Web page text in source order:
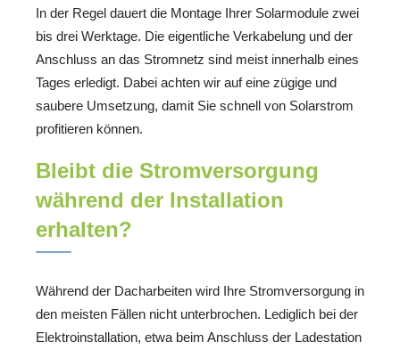
In der Regel dauert die Montage Ihrer Solarmodule zwei
bis drei Werktage. Die eigentliche Verkabelung und der
Anschluss an das Stromnetz sind meist innerhalb eines
Tages erledigt. Dabei achten wir auf eine zügige und
saubere Umsetzung, damit Sie schnell von Solarstrom
profitieren können.
Bleibt die Stromversorgung
während der Installation
erhalten?
Während der Dacharbeiten wird Ihre Stromversorgung in
den meisten Fällen nicht unterbrochen. Lediglich bei der
Elektroinstallation, etwa beim Anschluss der Ladestation